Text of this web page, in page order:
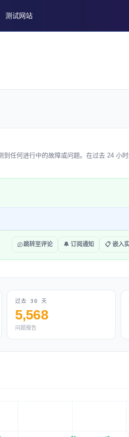
测试网站
任何进行中的故障或问题。在过去 24 小
跳转至评论 🔔 订阅通知 📋 嵌入
过去 30 天
5,568
问题报告